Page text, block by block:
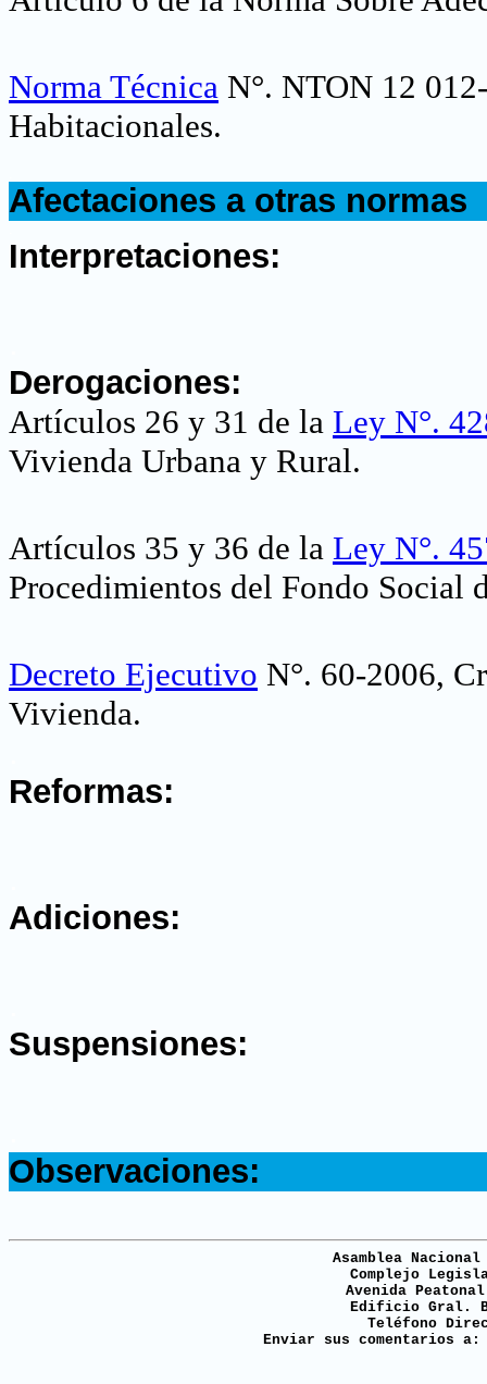
Norma Técnica N°. NTON 12
Habitacionales.
Afectaciones a otras normas
Interpretaciones:
Derogaciones:
Artículos 26 y 31 de la Ley N°.
Vivienda Urbana y Rural.
Artículos 35 y 36 de la Ley N°.
Procedimientos del Fondo Social
Decreto Ejecutivo N°. 60-2006,
Vivienda.
Reformas:
Adiciones:
Suspensiones:
Observaciones:
Asamblea
Complejo
Avenida
Edificio Gral.
Teléfono
Enviar sus comentarios